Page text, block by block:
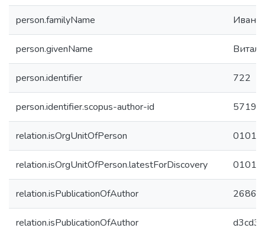
person.familyName
person.givenName
person.identifier 722
person.identifier.scopus-author-id
relation.isOrgUnitOfPerson
relation.isOrgUnitOfPerson.latestForDiscovery
relation.isPublicationOfAuthor
relation.isPublicationOfAuthor